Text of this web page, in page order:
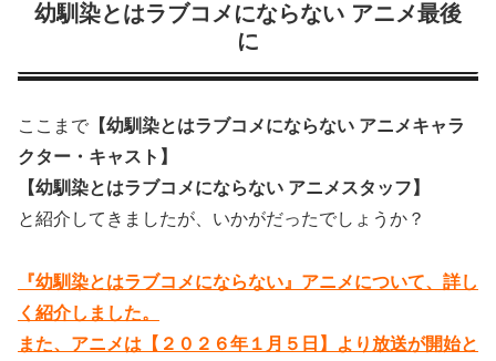
幼馴染とはラブコメにならない アニメ最後
に
ここまで 【幼馴染とはラブコメにならない アニメキャラ
クター・キャスト】
【幼馴染とはラブコメにならない アニメスタッフ】
と紹介してきましたが、いかがだったでしょうか？
『幼馴染とはラブコメにならない』アニメについて、詳し
く紹介しました。
また、アニメは【２０２６年１月５日】より放送が開始と